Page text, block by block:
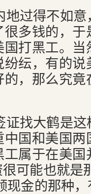
地过得不如
多钱的，
打黑工。
纭，有的
，那么究
证找大鹤是
国和美国
属于在美
可能也就是
现金的那种